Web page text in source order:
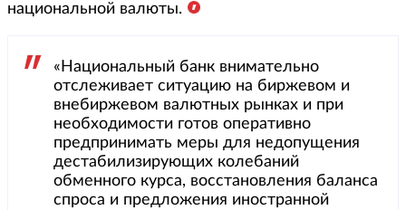
национальной валюты.
«Национальный банк внимательно
отслеживает ситуацию на биржевом и
внебиржевом валютных рынках и при
необходимости готов оперативно
предпринимать меры для недопущения
дестабилизирующих колебаний
обменного курса, восстановления баланса
спроса и предложения иностранной